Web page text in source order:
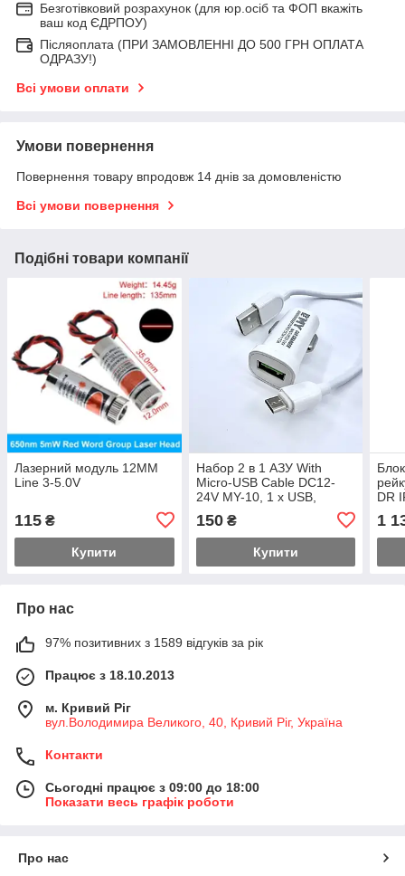
Безготівковий розрахунок (для юр.осіб та ФОП вкажіть
ваш код ЄДРПОУ)
Післяоплата (ПРИ ЗАМОВЛЕННІ ДО 500 ГРН ОПЛАТА
ОДРАЗУ!)
Всі умови оплати
Умови повернення
Повернення товару впродовж 14 днів за домовленістю
Всі умови повернення
Подібні товари компанії
Лазерний модуль 12MM
Line 3-5.0V
115 ₴
Купити
Набор 2 в 1 АЗУ With
Micro-USB Cable DC12-
24V MY-10, 1 x USB,
5V/7.5W, Output: 5V/1.5A,
White, Blist
150₴
Купити
DR
1
Про нас
97% позитивних з 1589 відгуків за рік
Працює з 18.10.2013
м. Кривий Ріг
вул.Володимира Великого, 40, Кривий Ріг, Україна
Контакти
Сьогодні працює з 09:00 до 18:00
Показати весь графік роботи
Про нас